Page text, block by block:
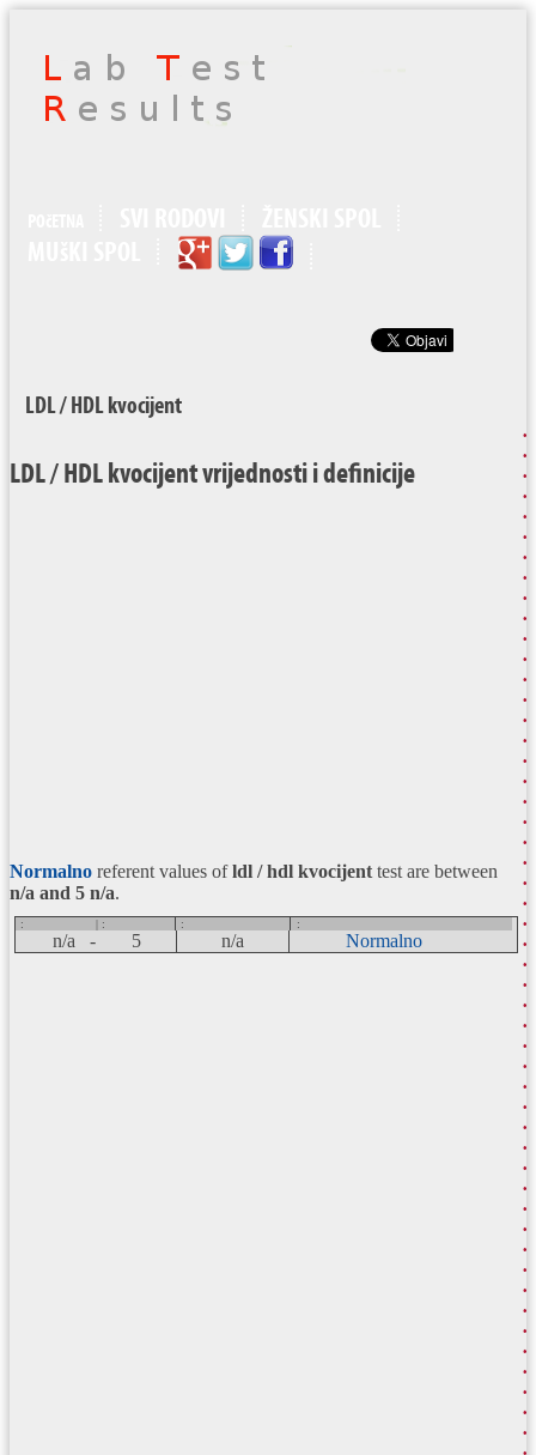
LDL / HDL kvocijent
LDL / HDL kvocijent vrijednosti i definicije
Normalno referent values ofldl / hdl kvocijent test are between
n/a and 5 n/a.
: | : : :
n/a - 5 n/a Normalno